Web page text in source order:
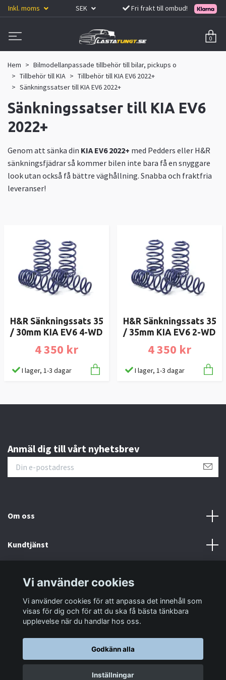
Inkl. moms SEK Fri frakt till ombud!
0
Hem
Bilmodellanpassade tillbehör till bilar, pickups o
Tillbehör till KIA
Tillbehör till KIA EV6 2022+
Sänkningssatser till KIA EV6 2022+
Sänkningssatser till KIA EV6
2022+
Genom att sänka din KIA EV6 2022+ med Pedders eller H&R
sänkningsfjädrar så kommer bilen inte bara få en snyggare
look utan också få bättre väghållning. Snabba och fraktfria
leveranser!
H&R Sänkningssats 35
/ 30mm KIA EV6 4-WD
4 350 kr
I lager, 1-3 dagar
H&R Sänkningssats 35
/ 35mm KIA EV6 2-WD
4 350 kr
I lager, 1-3 dagar
Anmäl dig till vårt nyhetsbrev
Om oss
Kundtjänst
Sociala medier
© 2026 LastaTungt.se
Vi använder cookies
Vi använder cookies för att anpassa det innehåll som
visas för dig och för att du ska få bästa tänkbara
upplevelse när du handlar hos oss.
Godkänn alla
Inställningar